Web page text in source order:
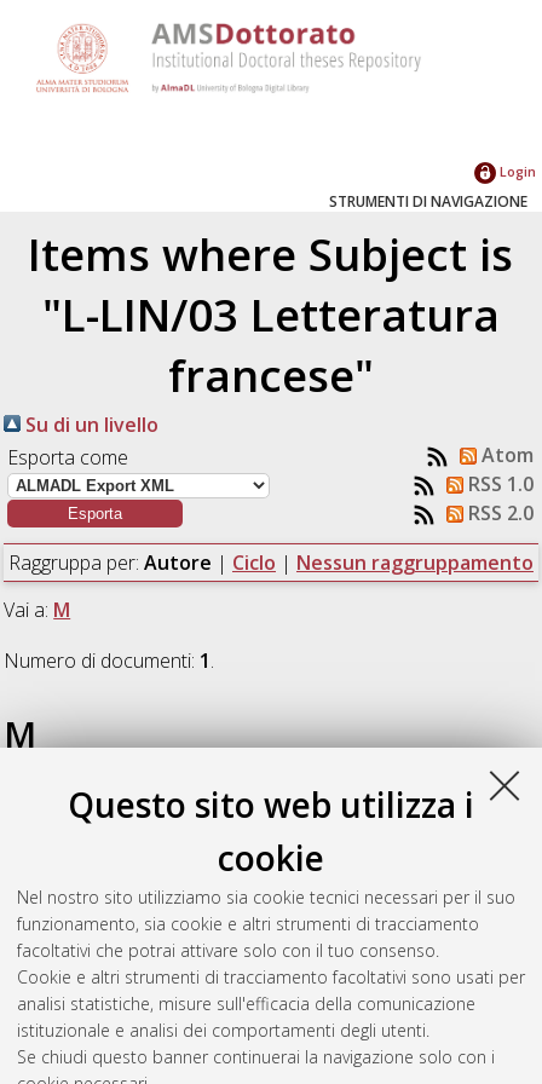
Questo sito web utilizza i
cookie
Nel nostro sito utilizziamo sia cookie tecnici necessari per il suo
funzionamento, sia cookie e altri strumenti di tracciamento
facoltativi che potrai attivare solo con il tuo consenso.
Cookie e altri strumenti di tracciamento facoltativi sono usati per
analisi statistiche, misure sull'efficacia della comunicazione
istituzionale e analisi dei comportamenti degli utenti.
Se chiudi questo banner continuerai la navigazione solo con i
Login
STRUMENTI DI NAVIGAZIONE
Items where Subject is
"L-LIN/03 Letteratura
francese"
Su di un livello
Esporta come
Atom
RSS 1.0
RSS 2.0
Raggruppa per: Autore | Ciclo | Nessun raggruppamento
Vai a: M
Numero di documenti: 1.
M
Mansueto, Claudia(2013)Il rapporto madre-figlia nelle
letterature femminili maghrebine (1980-2010), [Dissertation
thesis], Alma Mater Studiorum Università di Bologna.
Letterature moderne, comparate e
postcoloniali: indirizzo "Letterature di lingua francese", 25
Ciclo. DOI 10.6092/unibo/amsdottorato/5262.
Questa lista e' stata generata il Thu Aug 6 20:30:43 2026